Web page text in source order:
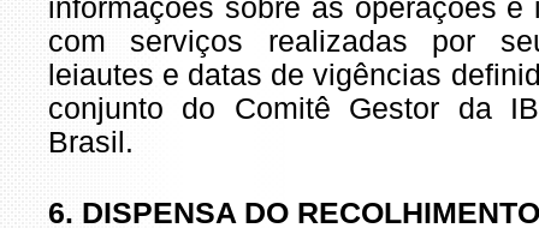
informações sobre as operações
com serviços realizadas por
leiautes e datas de vigências
conjunto do Comitê Gestor da
Brasil.
6. DISPENSA DO